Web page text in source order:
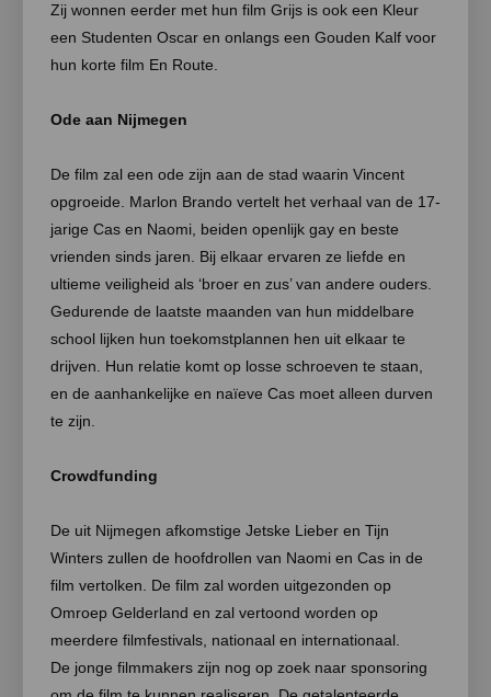
Zij wonnen eerder met hun film Grijs is ook een Kleur
een Studenten Oscar en onlangs een Gouden Kalf voor
hun korte film En Route.
Ode aan Nijmegen
De film zal een ode zijn aan de stad waarin Vincent
opgroeide. Marlon Brando vertelt het verhaal van de 17-
jarige Cas en Naomi, beiden openlijk gay en beste
vrienden sinds jaren. Bij elkaar ervaren ze liefde en
ultieme veiligheid als ‘broer en zus’ van andere ouders.
Gedurende de laatste maanden van hun middelbare
school lijken hun toekomstplannen hen uit elkaar te
drijven. Hun relatie komt op losse schroeven te staan,
en de aanhankelijke en naïeve Cas moet alleen durven
te zijn.
Crowdfunding
De uit Nijmegen afkomstige Jetske Lieber en Tijn
Winters zullen de hoofdrollen van Naomi en Cas in de
film vertolken. De film zal worden uitgezonden op
Omroep Gelderland en zal vertoond worden op
meerdere filmfestivals, nationaal en internationaal.
De jonge filmmakers zijn nog op zoek naar sponsoring